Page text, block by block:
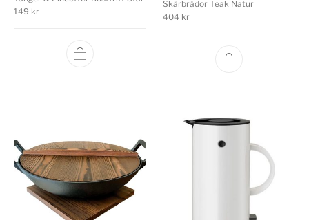
149 kr
Skärbrädor Teak Natur
404 kr